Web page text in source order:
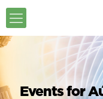
Events for